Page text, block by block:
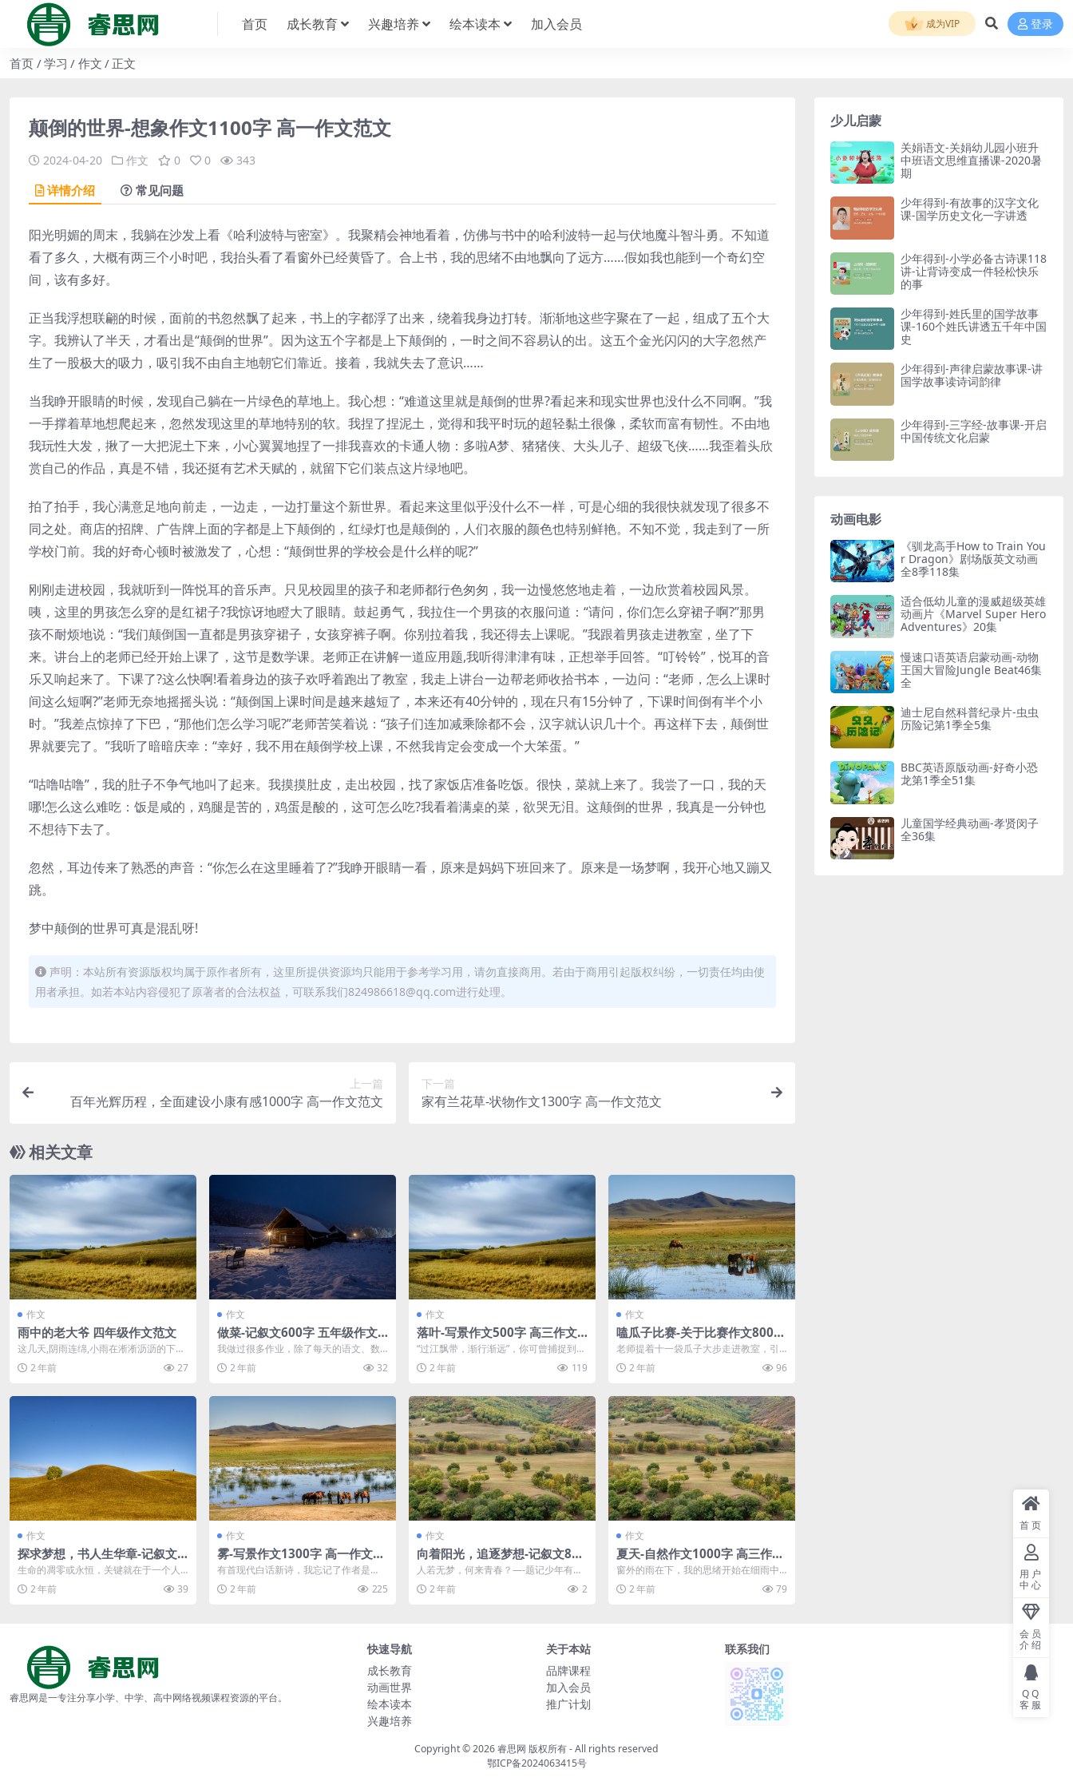
首页 成长教育 兴趣培养 绘本读本 加入会员 成为VIP 登录
首页 学习 作文 正文
颠倒的世界-想象作文1100字 高一作文范文
2024-04-20 作文 0 0 343
详情介绍 常见问题
阳光明媚的周末，我躺在沙发上看《哈利波特与密室》。我聚精会神地看着，仿佛与书中的哈利波特一起与伏地魔斗智斗勇。不知道
看了多久，大概有两三个小时吧，我抬头看了看窗外已经黄昏了。合上书，我的思绪不由地飘向了远方……假如我也能到一个奇幻空
间，该有多好。
正当我浮想联翩的时候，面前的书忽然飘了起来，书上的字都浮了出来，绕着我身边打转。渐渐地这些字聚在了一起，组成了五个大
字。我辨认了半天，才看出是“颠倒的世界”。因为这五个字都是上下颠倒的，一时之间不容易认的出。这五个金光闪闪的大字忽然产
生了一股极大的吸力，吸引我不由自主地朝它们靠近。接着，我就失去了意识……
当我睁开眼睛的时候，发现自己躺在一片绿色的草地上。我心想：“难道这里就是颠倒的世界?看起来和现实世界也没什么不同啊。”我
一手撑着草地想爬起来，忽然发现这里的草地特别的软。我捏了捏泥土，觉得和我平时玩的超轻黏土很像，柔软而富有韧性。不由地
我玩性大发，揪了一大把泥土下来，小心翼翼地捏了一排我喜欢的卡通人物：多啦A梦、猪猪侠、大头儿子、超级飞侠……我歪着头欣
赏自己的作品，真是不错，我还挺有艺术天赋的，就留下它们装点这片绿地吧。
拍了拍手，我心满意足地向前走，一边走，一边打量这个新世界。看起来这里似乎没什么不一样，可是心细的我很快就发现了很多不
同之处。商店的招牌、广告牌上面的字都是上下颠倒的，红绿灯也是颠倒的，人们衣服的颜色也特别鲜艳。不知不觉，我走到了一所
学校门前。我的好奇心顿时被激发了，心想：“颠倒世界的学校会是什么样的呢?”
刚刚走进校园，我就听到一阵悦耳的音乐声。只见校园里的孩子和老师都行色匆匆，我一边慢悠悠地走着，一边欣赏着校园风景。
咦，这里的男孩怎么穿的是红裙子?我惊讶地瞪大了眼睛。鼓起勇气，我拉住一个男孩的衣服问道：“请问，你们怎么穿裙子啊?”那男
孩不耐烦地说：“我们颠倒国一直都是男孩穿裙子，女孩穿裤子啊。你别拉着我，我还得去上课呢。”我跟着男孩走进教室，坐了下
来。讲台上的老师已经开始上课了，这节是数学课。老师正在讲解一道应用题,我听得津津有味，正想举手回答。“叮铃铃”，悦耳的音
乐又响起来了。下课了?这么快啊!看着身边的孩子欢呼着跑出了教室，我走上讲台一边帮老师收拾书本，一边问：“老师，怎么上课时
间这么短啊?”老师无奈地摇摇头说：“颠倒国上课时间是越来越短了，本来还有40分钟的，现在只有15分钟了，下课时间倒有半个小
时。”我差点惊掉了下巴，“那他们怎么学习呢?”老师苦笑着说：“孩子们连加减乘除都不会，汉字就认识几十个。再这样下去，颠倒世
界就要完了。”我听了暗暗庆幸：“幸好，我不用在颠倒学校上课，不然我肯定会变成一个大笨蛋。”
“咕噜咕噜”，我的肚子不争气地叫了起来。我摸摸肚皮，走出校园，找了家饭店准备吃饭。很快，菜就上来了。我尝了一口，我的天
哪!怎么这么难吃：饭是咸的，鸡腿是苦的，鸡蛋是酸的，这可怎么吃?我看着满桌的菜，欲哭无泪。这颠倒的世界，我真是一分钟也
不想待下去了。
忽然，耳边传来了熟悉的声音：“你怎么在这里睡着了?”我睁开眼睛一看，原来是妈妈下班回来了。原来是一场梦啊，我开心地又蹦又
跳。
梦中颠倒的世界可真是混乱呀!
声明：本站所有资源版权均属于原作者所有，这里所提供资源均只能用于参考学习用，请勿直接商用。若由于商用引起版权纠纷，一切责任均由使
用者承担。如若本站内容侵犯了原著者的合法权益，可联系我们824986618@qq.com进行处理。
上一篇
百年光辉历程，全面建设小康有感1000字 高一作文范文
下一篇
家有兰花草-状物作文1300字 高一作文范文
相关文章
作文
雨中的老大爷 四年级作文范文
这几天,阴雨连绵,小雨在淅淅沥沥的下个
不停,地上都挤满了雨水,我穿着凉托鞋走
在水...2 年前 27
作文
做菜-记叙文600字 五年级作文
范文
我做过很多作业，除了每天的语文、数
学和英语作业外，还有每天钢琴练习、
编程作业，但...
2 年前 32
作文
落叶-写景作文500字 高三作文
范文
“过江飘带，渐行渐远”，你可曾捕捉到流
水向东，夕阳西下？水往东流，白云翻
滚，荣耀...
2 年前 119
作文
嗑瓜子比赛-关于比赛作文800字
高三作文范文
老师提着十一袋瓜子大步走进教室，引
起了我们的热烈讨论。教室里挤满了
人，学生们在大...
2 年前 96
作文
探求梦想，书人生华章-记叙文6
00字 高一作文范文
生命的凋零或永恒，关键就在于一个人
是否有梦想，是否点燃梦想之火。人生
如一场马拉松...
2 年前 39
作文
雾-写景作文1300字 高一作文范
文
有首现代白话新诗，我忘记了作者是
谁，但其内容却深深映在脑海中。写雾
只有三句，极为...
2 年前 225
作文
向着阳光，追逐梦想-记叙文800
字
人若无梦，何来青春？—-题记少年有
梦，应不止于心动，更要付诸行动。我...
2 年前 2
作文
夏天-自然作文1000字 高三作文
范文
窗外的雨在下，我的思绪开始在细雨中
徘徊，在模糊的雾中飘荡。。。清新的
风在我面前吹...
2 年前 79
少儿启蒙
关娟语文-关娟幼儿园小班升
中班语文思维直播课-2020暑
期
少年得到-有故事的汉字文化
课-国学历史文化一字讲透
少年得到-小学必备古诗课118
讲-让背诗变成一件轻松快乐
的事
少年得到-姓氏里的国学故事
课-160个姓氏讲透五千年中国
史
少年得到-声律启蒙故事课-讲
国学故事读诗词韵律
少年得到-三字经-故事课-开启
中国传统文化启蒙
动画电影
《驯龙高手How to Train You
r Dragon》剧场版英文动画
全8季118集
适合低幼儿童的漫威超级英雄
动画片《Marvel Super Hero
Adventures》20集
慢速口语英语启蒙动画-动物
王国大冒险Jungle Beat46集
全
迪士尼自然科普纪录片-虫虫
历险记第1季全5集
BBC英语原版动画-好奇小恐
龙第1季全51集
儿童国学经典动画-孝贤闵子
全36集
睿思网是一专注分享小学、中学、高中网络视频课程资源的平台。
快速导航
成长教育
动画世界
绘本读本
兴趣培养
关于本站
品牌课程
加入会员
推广计划
联系我们
Copyright © 2026睿思网 版权所有- All rights reserved
鄂ICP备2024063415号
首页
用户
中心
会员
介绍
QQ
客服